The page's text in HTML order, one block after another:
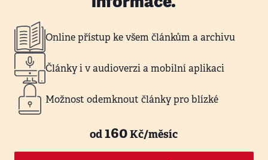
Online přístup ke všem článkům a archivu
Články i v audioverzi a mobilní aplikaci
Možnost odemknout články pro blízké
od160Kč/měsíc